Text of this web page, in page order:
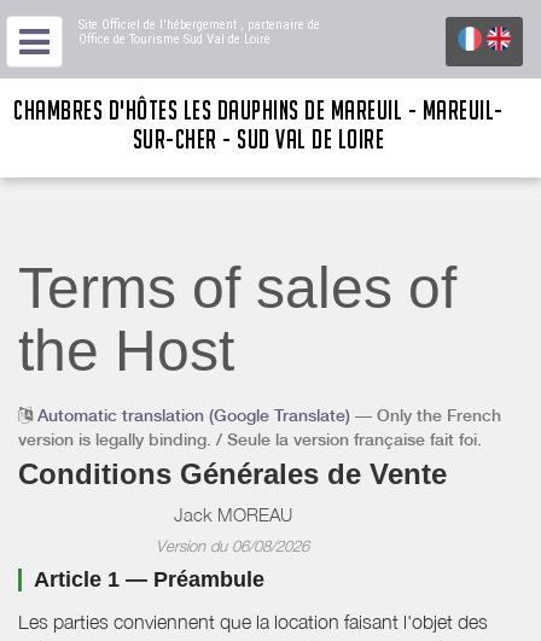
Site Officiel de l'hébergement , partenaire de
Office de Tourisme Sud Val de Loire
CHAMBRES D'HÔTES LES DAUPHINS DE MAREUIL - MAREUIL-
SUR-CHER - SUD VAL DE LOIRE
Terms of sales of
the Host
Automatic translation (Google Translate) — Only the French
version is legally binding. / Seule la version française fait foi.
Conditions Générales de Vente
Jack MOREAU
Version du 06/08/2026
Article 1 — Préambule
Les parties conviennent que la location faisant l'objet des